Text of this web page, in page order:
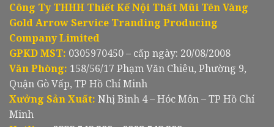
Công Ty THHH Thiết Kế Nội Thất Mũi Tên Vàng
Gold Arrow Service Tranding Producing
Company Limited
GPKD MST: 0305970450 – cấp ngày: 20/08/2008
Văn Phòng: 158/56/17 Phạm Văn Chiêu, Phường 9,
Quận Gò Vấp, TP Hồ Chí Minh
Xưởng Sản Xuất: Nhị Bình 4 – Hóc Môn – TP Hồ Chí
Minh